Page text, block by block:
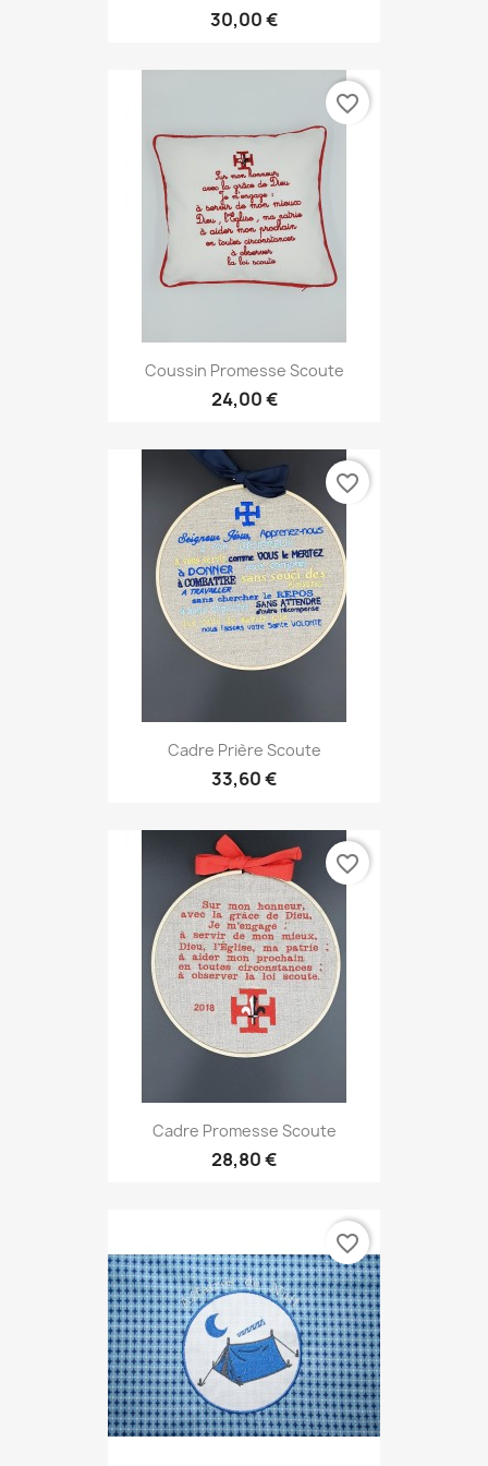
30,00 €
Coussin Promesse Scoute
24,00 €
favorite_border
Cadre Prière Scoute
33,60 €
favorite_border
Cadre Promesse Scoute
28,80 €
favorite_border
favorite_border